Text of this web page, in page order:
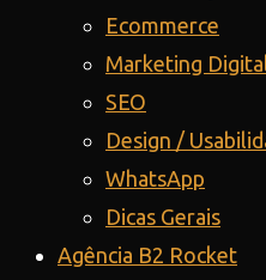
Ecommerce
Marketing
SEO
Design /
WhatsApp
Dicas Gerais
Agência B2 Rocket